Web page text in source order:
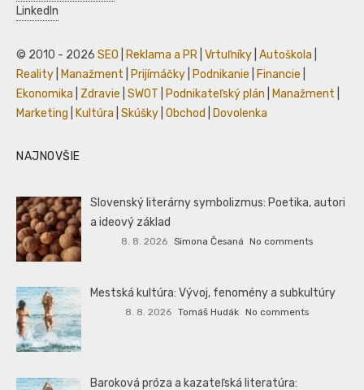
LinkedIn
© 2010 - 2026 SEO Reklama a PR Vrtuľníky Autoškola
Reality
Manažment Prijímáčky Podnikanie Financie
Ekonomika
Zdravie SWOT Podnikateľský plán Manažment
Marketing
Kultúra Skúšky Obchod Dovolenka
NAJNOVŠIE
Slovenský literárny symbolizmus: Poetika, autori
a ideový základ
8. 8. 2026 Simona Česaná No comments
Mestská kultúra: Vývoj, fenomény a subkultúry
8. 8. 2026 Tomáš Hudák No comments
Baroková próza a kazateľská literatúra: